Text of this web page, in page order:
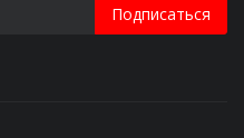
Подписаться